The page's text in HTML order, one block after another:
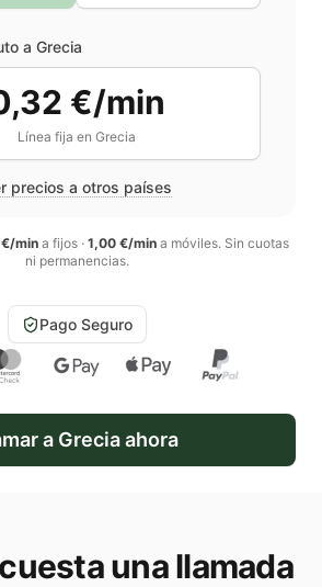
a Grecia
€/min
Línea fija en Grecia
precios a otros países
mina fijos · 1,00 €/min a móviles. Sin cuotas
ni permanencias.
Pago Seguro
a Greciaahora
una llamada